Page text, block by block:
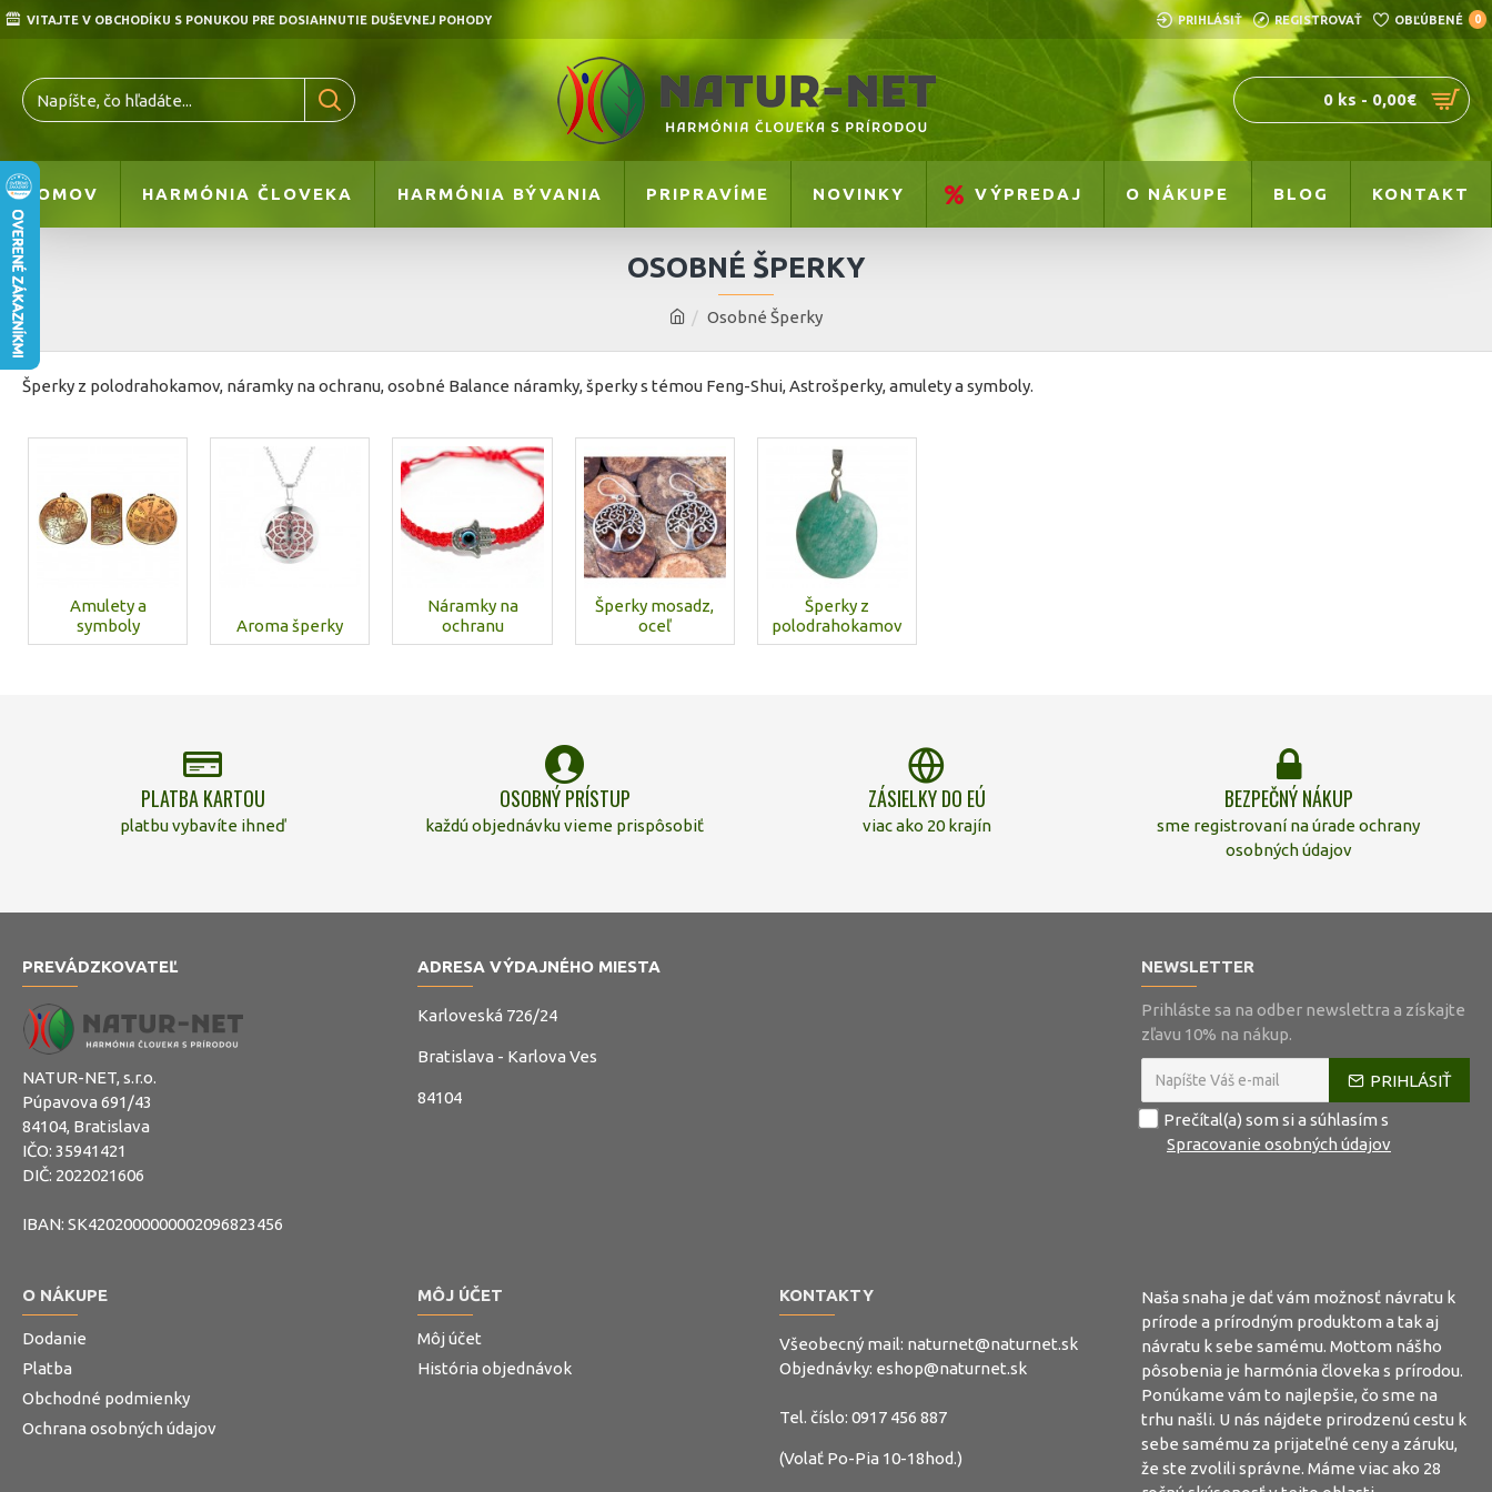
VITAJTE V OBCHODÍKU S PONUKOU PRE DOSIAHNUTIE DUŠEVNEJ POHODY PRIHLÁSIŤ REGISTROVAŤ OBĽÚBENÉ 0
0 ks - 0,00€
DOMOV HARMÓNIA ČLOVEKA HARMÓNIA BÝVANIA PRIPRAVÍME NOVINKY VÝPREDAJ O NÁKUPE BLOG KONTAKT
Osobné Šperky
OSOBNÉ ŠPERKY
Šperky z polodrahokamov, náramky na ochranu, osobné Balance náramky, šperky s témou Feng-Shui, Astrošperky, amulety a symboly.
Amulety a
symboly
Aroma šperky
Náramky na
ochranu
Šperky mosadz,
oceľ
Šperky z
polodrahokamov
PLATBA KARTOU
platbu vybavíte ihneď
OSOBNÝ PRÍSTUP
každú objednávku vieme prispôsobiť
ZÁSIELKY DO EÚ
viac ako 20 krajín
BEZPEČNÝ NÁKUP
sme registrovaní na úrade ochrany
osobných údajov
PREVÁDZKOVATEĽ
NATUR-NET, s.r.o.
Púpavova 691/43
84104, Bratislava
IČO: 35941421
DIČ: 2022021606
IBAN: SK4202000000002096823456
ADRESA VÝDAJNÉHO MIESTA
Karloveská 726/24
Bratislava - Karlova Ves
84104
NEWSLETTER
Prihláste sa na odber newslettra a získajte
zľavu 10% na nákup.
PRIHLÁSIŤ
Prečítal(a) som si a súhlasím s
Spracovanie osobných údajov
O NÁKUPE
Dodanie
Platba
Obchodné podmienky
Ochrana osobných údajov
MÔJ ÚČET
Môj účet
História objednávok
KONTAKTY
Všeobecný mail: naturnet@naturnet.sk
Objednávky: eshop@naturnet.sk
Tel. číslo: 0917 456 887
(Volať Po-Pia 10-18hod.)
Naša snaha je dať vám možnosť návratu k
prírode a prírodným produktom a tak aj
návratu k sebe samému. Mottom nášho
pôsobenia je harmónia človeka s prírodou.
Ponúkame vám to najlepšie, čo sme na
trhu našli. U nás nájdete prirodzenú cestu k
sebe samému za prijateľné ceny a záruku,
že ste zvolili správne. Máme viac ako 28